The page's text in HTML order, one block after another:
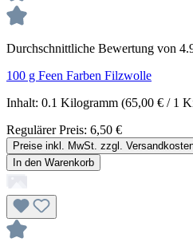
Durchschnittliche Bewertung von
100 g Feen Farben Filzwolle
Inhalt: 0.1 Kilogramm (65,00 € / 1
Regulärer Preis: 6,50 €
Preise inkl. MwSt. zzgl.
In den Warenkorb